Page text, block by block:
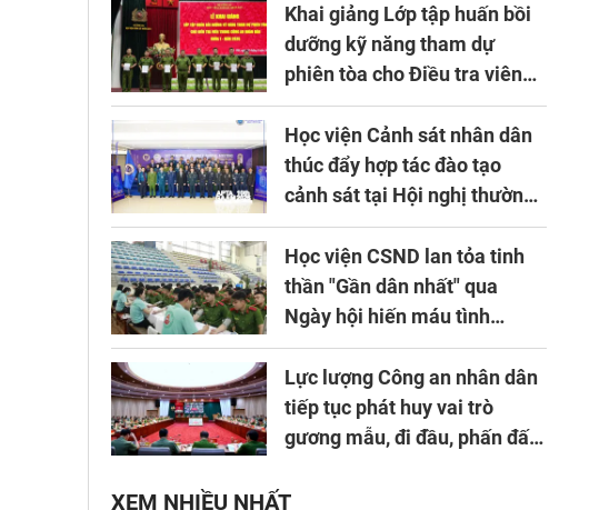
nghệ trong lĩnh vực đấu tranh
phòng, chống tội phạm
Khai giảng Lớp tập huấn bồi
dưỡng kỹ năng tham dự
phiên tòa cho Điều tra viên
khóa 1 năm 2026
Học viện Cảnh sát nhân dân
thúc đẩy hợp tác đào tạo
cảnh sát tại Hội nghị thường
niên lần thứ 10 của Hiệp hội
APTA
Học viện CSND lan tỏa tinh
thần "Gần dân nhất" qua
Ngày hội hiến máu tình
nguyện
Lực lượng Công an nhân dân
tiếp tục phát huy vai trò
gương mẫu, đi đầu, phấn đấu
nhiệm vụ được giao
XEM NHIỀU NHẤT